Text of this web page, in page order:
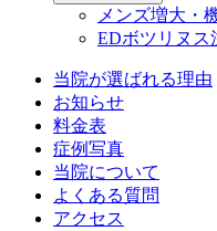
メンズ増大・
EDボツリヌス
当院が選ばれる理由
お知らせ
料金表
症例写真
当院について
よくある質問
アクセス